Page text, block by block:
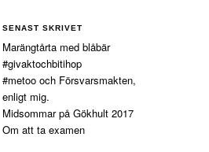
SENAST SKRIVET
Marängtårta med blåbär
#givaktochbitihop
#metoo och Försvarsmakten,
enligt mig.
Midsommar på Gökhult 2017
Om att ta examen